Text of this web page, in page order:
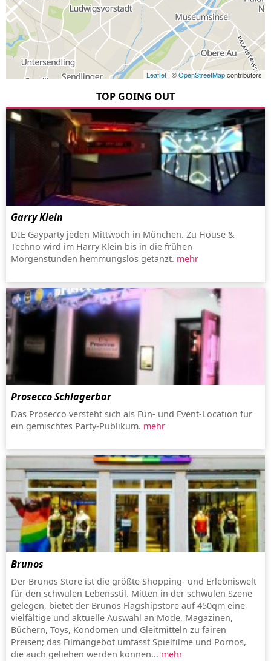
Leaflet | ©OpenStreetMapcontributors
TOP GOING OUT
Garry Klein
DIE Gayparty jeden Mittwoch in München. Zu House &
Techno wird im Harry Klein bis in die frühen
Morgenstunden hemmungslos getanzt. mehr
Prosecco Schlagerbar
Das Prosecco versteht sich als Fun- und Event-Location für
ein gemischtes Party-Publikum. mehr
Brunos
Der Brunos Store ist die größte Shopping- und Erlebniswelt
für den schwulen Lebensstil. Mitten in der schwulen Szene
gelegen, bietet der Brunos Flagshipstore auf 450qm eine
vielfältige und aktuelle Auswahl an Mode, Magazinen,
Büchern, Toys, Kondomen und Gleitmitteln zu fairen
Preisen; das Filmangebot umfasst Spielfilme und Pornos,
die auch geliehen werden können... mehr